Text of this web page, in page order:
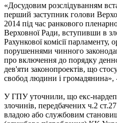
«Досудовим розслідуванням
перший заступник голови
2014 під час ранкового
Верховної Ради, вступивши в
Рахункової комісії парламенту,
порушеннями чинного
про включення до порядку
дев'яти законопроектів, що
свобод людини і громадянина»,
У ГПУ уточнили, що екс-
злочинів, передбачених ч.2
владою або службовим